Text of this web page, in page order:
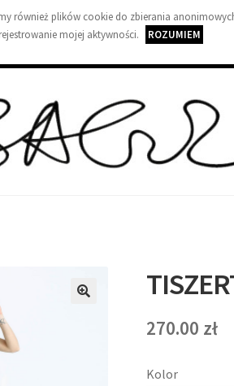
również plików cookie do zbierania
mojej aktywności. ROZUMIEM
A
U
270.00 zł
Kolor